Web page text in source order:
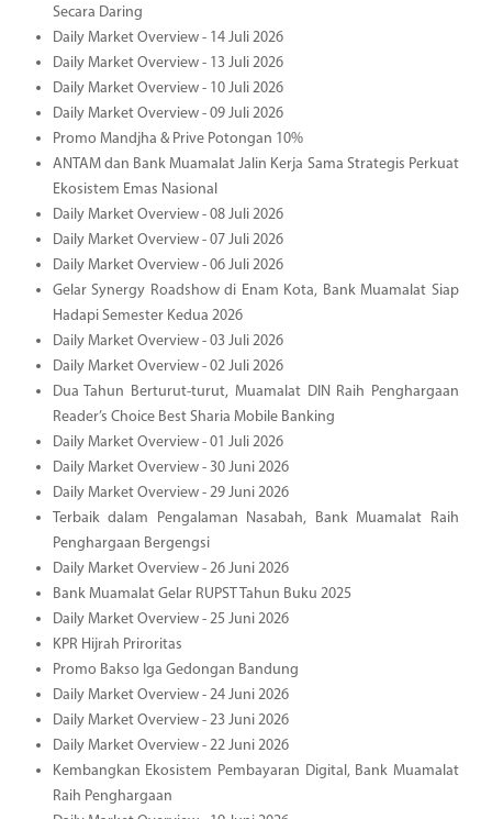
Secara Daring
Daily Market Overview - 14 Juli 2026
Daily Market Overview - 13 Juli 2026
Daily Market Overview - 10 Juli 2026
Daily Market Overview - 09 Juli 2026
Promo Mandjha & Prive Potongan 10%
ANTAM dan Bank Muamalat Jalin Kerja Sama Strategis Perkuat
Ekosistem Emas Nasional
Daily Market Overview - 08 Juli 2026
Daily Market Overview - 07 Juli 2026
Daily Market Overview - 06 Juli 2026
Gelar Synergy Roadshow di Enam Kota, Bank Muamalat Siap
Hadapi Semester Kedua 2026
Daily Market Overview - 03 Juli 2026
Daily Market Overview - 02 Juli 2026
Dua Tahun Berturut-turut, Muamalat DIN Raih Penghargaan
Reader’s Choice Best Sharia Mobile Banking
Daily Market Overview - 01 Juli 2026
Daily Market Overview - 30 Juni 2026
Daily Market Overview - 29 Juni 2026
Terbaik dalam Pengalaman Nasabah, Bank Muamalat Raih
Penghargaan Bergengsi
Daily Market Overview - 26 Juni 2026
Bank Muamalat Gelar RUPST Tahun Buku 2025
Daily Market Overview - 25 Juni 2026
KPR Hijrah Priroritas
Promo Bakso Iga Gedongan Bandung
Daily Market Overview - 24 Juni 2026
Daily Market Overview - 23 Juni 2026
Daily Market Overview - 22 Juni 2026
Kembangkan Ekosistem Pembayaran Digital, Bank Muamalat
Raih Penghargaan